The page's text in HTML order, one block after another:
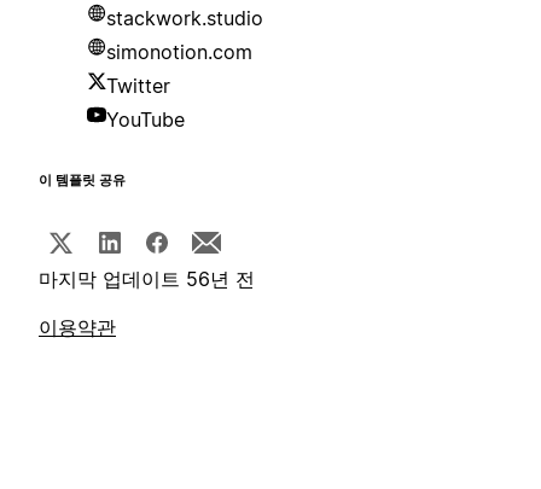
stackwork.studio
simonotion.com
Twitter
YouTube
이 템플릿 공유
마지막 업데이트 56년 전
이용약관